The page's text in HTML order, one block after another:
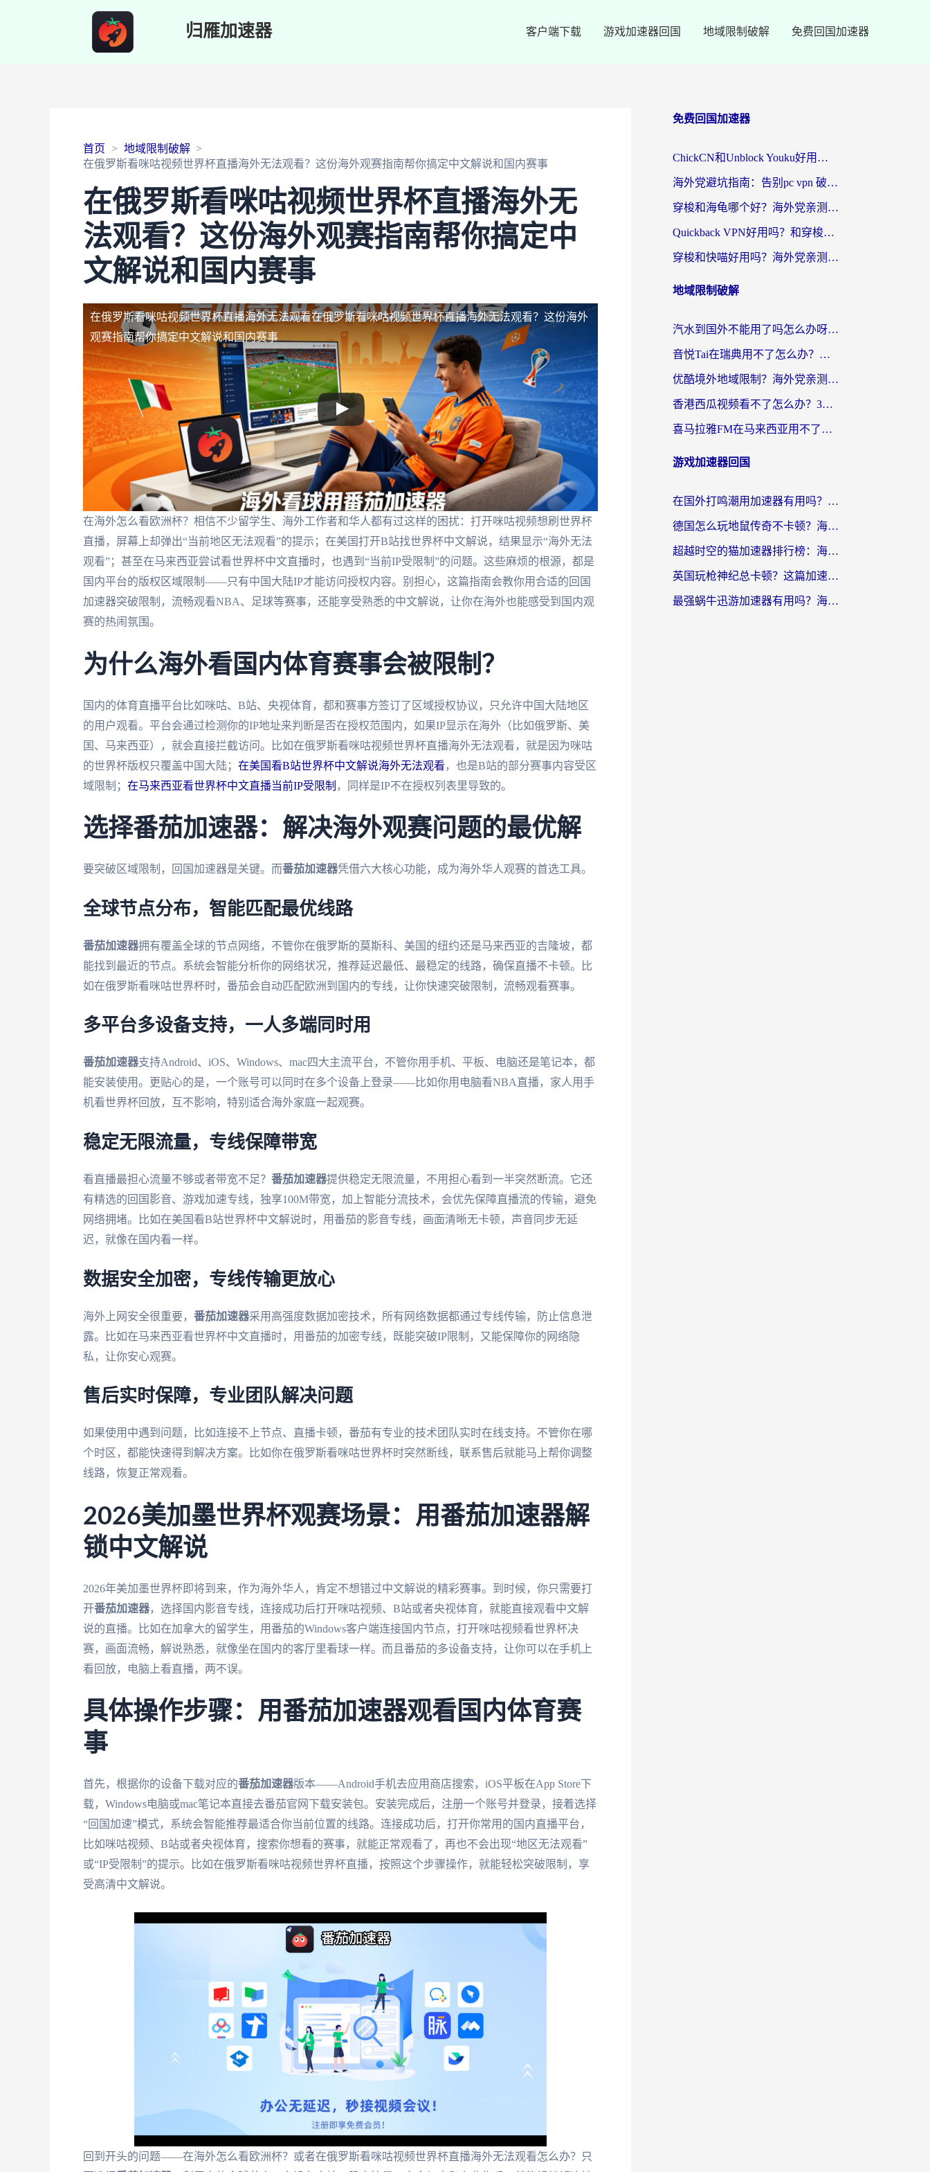
归雁加速器 客户端下载 游戏加速器回国 地域限制破解 免费回国加速器
首页
地域限制破解
在俄罗斯看咪咕视频世界杯直播海外无法观看？这份海外观赛指南帮你搞定中文解说和国内赛事
在俄罗斯看咪咕视频世界杯直播海外无
法观看？这份海外观赛指南帮你搞定中
文解说和国内赛事
在俄罗斯看咪咕视频世界杯直播海外无法观看在俄罗斯看咪咕视频世界杯直播海外无法观看？这份海外
观赛指南帮你搞定中文解说和国内赛事
在海外怎么看欧洲杯？相信不少留学生、海外工作者和华人都有过这样的困扰：打开咪咕视频想刷世界杯
直播，屏幕上却弹出“当前地区无法观看”的提示；在美国打开B站找世界杯中文解说，结果显示“海外无法
观看”；甚至在马来西亚尝试看世界杯中文直播时，也遇到“当前IP受限制”的问题。这些麻烦的根源，都是
国内平台的版权区域限制——只有中国大陆IP才能访问授权内容。别担心，这篇指南会教你用合适的回国
加速器突破限制，流畅观看NBA、足球等赛事，还能享受熟悉的中文解说，让你在海外也能感受到国内观
赛的热闹氛围。
为什么海外看国内体育赛事会被限制？
国内的体育直播平台比如咪咕、B站、央视体育，都和赛事方签订了区域授权协议，只允许中国大陆地区
的用户观看。平台会通过检测你的IP地址来判断是否在授权范围内，如果IP显示在海外（比如俄罗斯、美
国、马来西亚），就会直接拦截访问。比如在俄罗斯看咪咕视频世界杯直播海外无法观看，就是因为咪咕
的世界杯版权只覆盖中国大陆； 在美国看B站世界杯中文解说海外无法观看 ，也是B站的部分赛事内容受区
域限制； 在马来西亚看世界杯中文直播当前IP受限制 ，同样是IP不在授权列表里导致的。
选择番茄加速器：解决海外观赛问题的最优解
要突破区域限制，回国加速器是关键。而番茄加速器凭借六大核心功能，成为海外华人观赛的首选工具。
全球节点分布，智能匹配最优线路
番茄加速器拥有覆盖全球的节点网络，不管你在俄罗斯的莫斯科、美国的纽约还是马来西亚的吉隆坡，都
能找到最近的节点。系统会智能分析你的网络状况，推荐延迟最低、最稳定的线路，确保直播不卡顿。比
如在俄罗斯看咪咕世界杯时，番茄会自动匹配欧洲到国内的专线，让你快速突破限制，流畅观看赛事。
多平台多设备支持，一人多端同时用
番茄加速器支持Android、iOS、Windows、mac四大主流平台，不管你用手机、平板、电脑还是笔记本，都
能安装使用。更贴心的是，一个账号可以同时在多个设备上登录——比如你用电脑看NBA直播，家人用手
机看世界杯回放，互不影响，特别适合海外家庭一起观赛。
稳定无限流量，专线保障带宽
看直播最担心流量不够或者带宽不足？ 番茄加速器提供稳定无限流量，不用担心看到一半突然断流。它还
有精选的回国影音、游戏加速专线，独享100M带宽，加上智能分流技术，会优先保障直播流的传输，避免
网络拥堵。比如在美国看B站世界杯中文解说时，用番茄的影音专线，画面清晰无卡顿，声音同步无延
迟，就像在国内看一样。
数据安全加密，专线传输更放心
海外上网安全很重要， 番茄加速器采用高强度数据加密技术，所有网络数据都通过专线传输，防止信息泄
露。比如在马来西亚看世界杯中文直播时，用番茄的加密专线，既能突破IP限制，又能保障你的网络隐
私，让你安心观赛。
售后实时保障，专业团队解决问题
如果使用中遇到问题，比如连接不上节点、直播卡顿，番茄有专业的技术团队实时在线支持。不管你在哪
个时区，都能快速得到解决方案。比如你在俄罗斯看咪咕世界杯时突然断线，联系售后就能马上帮你调整
线路，恢复正常观看。
2026美加墨世界杯观赛场景：用番茄加速器解
锁中文解说
2026年美加墨世界杯即将到来，作为海外华人，肯定不想错过中文解说的精彩赛事。到时候，你只需要打
开番茄加速器，选择国内影音专线，连接成功后打开咪咕视频、B站或者央视体育，就能直接观看中文解
说的直播。比如在加拿大的留学生，用番茄的Windows客户端连接国内节点，打开咪咕视频看世界杯决
赛，画面流畅，解说熟悉，就像坐在国内的客厅里看球一样。而且番茄的多设备支持，让你可以在手机上
看回放，电脑上看直播，两不误。
具体操作步骤：用番茄加速器观看国内体育赛
事
首先，根据你的设备下载对应的番茄加速器版本——Android手机去应用商店搜索，iOS平板在App Store下
载，Windows电脑或mac笔记本直接去番茄官网下载安装包。安装完成后，注册一个账号并登录，接着选择
“回国加速”模式，系统会智能推荐最适合你当前位置的线路。连接成功后，打开你常用的国内直播平台，
比如咪咕视频、B站或者央视体育，搜索你想看的赛事，就能正常观看了，再也不会出现“地区无法观看”
或“IP受限制”的提示。比如在俄罗斯看咪咕视频世界杯直播，按照这个步骤操作，就能轻松突破限制，享
受高清中文解说。
回到开头的问题——在海外怎么看欧洲杯？或者在俄罗斯看咪咕视频世界杯直播海外无法观看怎么办？只
免费回国加速器
ChickCN和Unblock Youku好用吗？海外党亲测3款回国加速器，附iOS免费选择指南
海外党避坑指南：告别pc vpn 破解，选对回国加速器轻松访问国内资源
穿梭和海龟哪个好？海外党亲测回国加速器，附电脑免费VPN推荐
Quickback VPN好用吗？和穿梭VPN对比哪个回国效果更好？海外党必看的真实测评与选择指南
穿梭和快喵好用吗？海外党亲测3款回国加速器，附日本回国VPN避坑指南
地域限制破解
汽水到国外不能用了吗怎么办呀？海外党追剧看片的救星在这里！
音悦Tai在瑞典用不了怎么办？海外华人追剧听歌的实用指南
优酷境外地域限制？海外党亲测：这样看国内剧再也不卡（附3个实用场景解决）
香港西瓜视频看不了怎么办？3步解决海外追剧难题，附靠谱加速器推荐
喜马拉雅FM在马来西亚用不了怎么办？海外华人亲测有效的回国加速指南
游戏加速器回国
在国外打鸣潮用加速器有用吗？安全吗？海外玩家国服游戏加速全指南
德国怎么玩地鼠传奇不卡顿？海外党国服游戏加速全攻略（含战双EVE实用指南）
超越时空的猫加速器排行榜：海外党国服游戏不卡顿的终极选择指南
英国玩枪神纪总卡顿？这篇加速器选择指南帮你告别延迟（附实测推荐）
最强蜗牛迅游加速器有用吗？海外玩家国服游戏加速避坑指南（附德国玩忍者必须死3流星蝴蝶剑解决办法）